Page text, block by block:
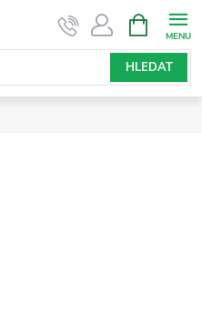
HLEDAT
NÁKUPNÍ
KOŠÍK